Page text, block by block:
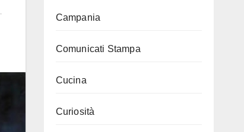
Campania
Comunicati Stampa
Cucina
Curiosità